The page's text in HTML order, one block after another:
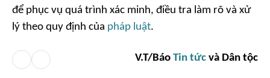
để phục vụ quá trình xác minh, điều tra làm rõ và xử
lý theo quy định của pháp luật.
V.T/Báo Tin tức và Dân tộc